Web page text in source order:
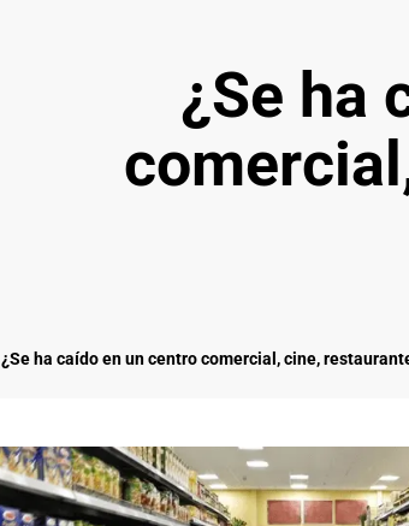
¿Se ha
¿Se ha caído en un centro comercial, cine,